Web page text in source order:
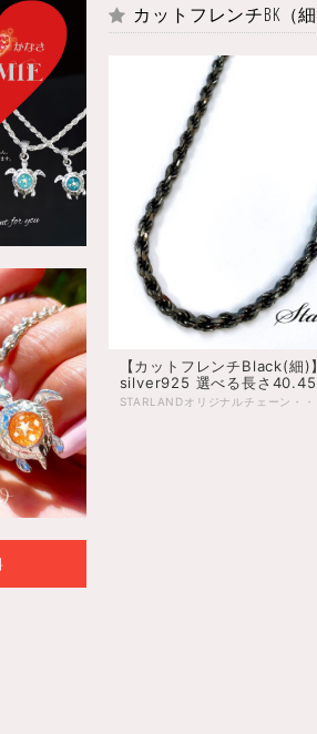
カットフレンチBK（細
【カットフレンチBlack(細)】
silver925 選べる長さ